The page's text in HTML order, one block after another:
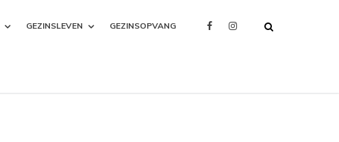
GEZINSLEVEN GEZINSOPVANG